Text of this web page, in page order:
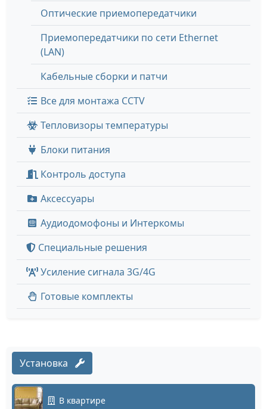
Оптические приемопередатчики
Приемопередатчики по сети Ethernet
(LAN)
Кабельные сборки и патчи
Все для монтажа CCTV
Тепловизоры температуры
Блоки питания
Контроль доступа
Аксессуары
Аудиодомофоны и Интеркомы
Специальные решения
Усиление сигнала 3G/4G
Готовые комплекты
Установка
В квартире